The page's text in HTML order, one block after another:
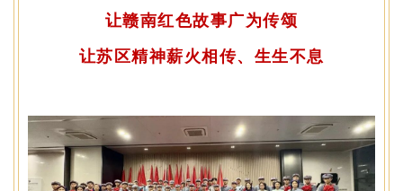
让赣南红色故事广为传颂
让苏区精神薪火相传、生生不息